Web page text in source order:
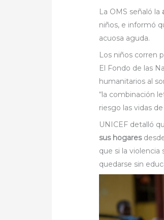
La OMS señaló la
niños, e informó
acuosa aguda.
Los niños corren
El Fondo de las
humanitarios al
“la combinación
riesgo las vidas
UNICEF detalló
sus hogares
que si la
quedarse sin